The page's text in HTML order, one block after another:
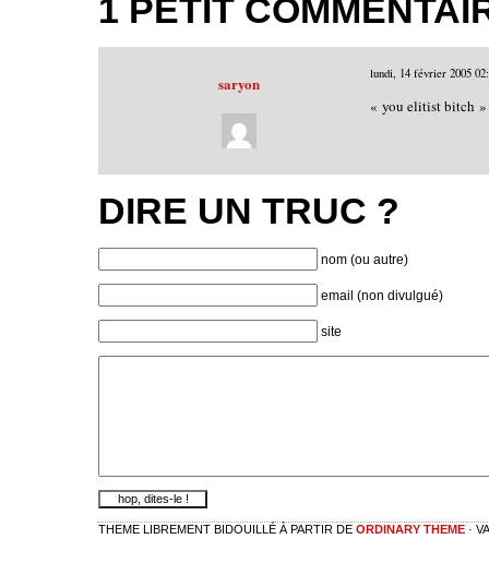
1 PETIT
saryon lundi, 14 février 2005
« you elitist bitch
DIRE UN TRUC ?
nom (ou autre)
email (non divulgué)
site
THEME LIBREMENT BIDOUILLÉ À PARTIR DE ORDINARY THEME ·